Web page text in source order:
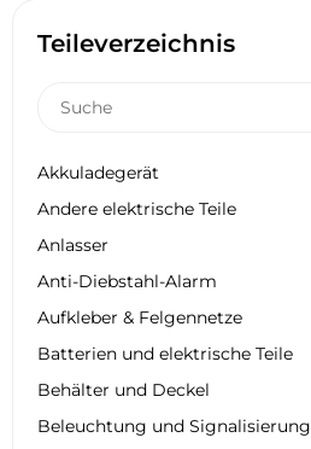
Teileverzeichnis
Akkuladegerät
Andere elektrische Teile
Anlasser
Anti-Diebstahl-Alarm
Aufkleber & Felgennetze
Batterien und elektrische Teile
Behälter und Deckel
Beleuchtung und Signalisierung